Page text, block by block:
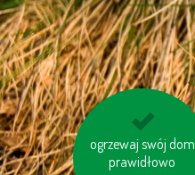
ogrzewaj swój dom
prawidłowo
używaj ekologicznej
chemii domowej